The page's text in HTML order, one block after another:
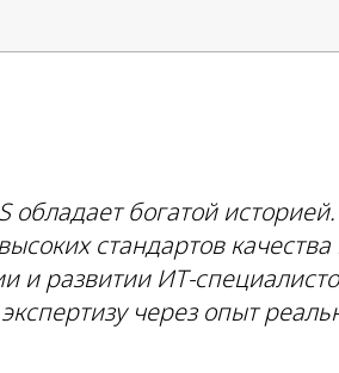
обладает богатой
стандартов
и развитии ИТ-
через опыт